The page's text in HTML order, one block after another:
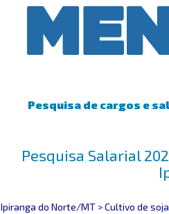
Pesquisa de cargos e
Pesquisa Salarial
Ipiranga do Norte/MT >Cultivo de soja